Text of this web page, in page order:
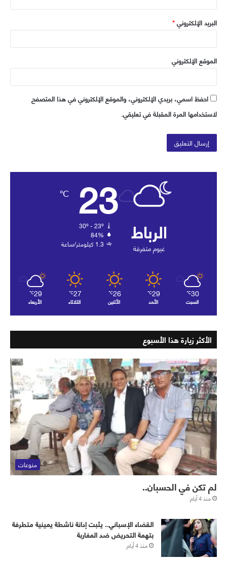
البريد الإلكتروني*
الموقع الإلكتروني
احفظ اسمي، بريدي الإلكتروني، والموقع الإلكتروني في هذا المتصفح
لاستخدامها المرة المقبلة في تعليقي.
الرباط
غيوم متفرقة
23
℃
30º - 23º
84%
1.3 كيلومتر/ساعة
30
℃
السبت
29
℃
الأحد
26
℃
الأثنين
27
℃
الثلاثاء
29
℃
الأربعاء
الأكثر زيارة هذا الأسبوع
منوعات
لم تكن في الحسبان..
منذ 4 أيام
القضاء الإسباني.. يثبت إدانة ناشطة يمينية متطرفة
بتهمة التحريض ضد المغاربة
منذ 4 أيام